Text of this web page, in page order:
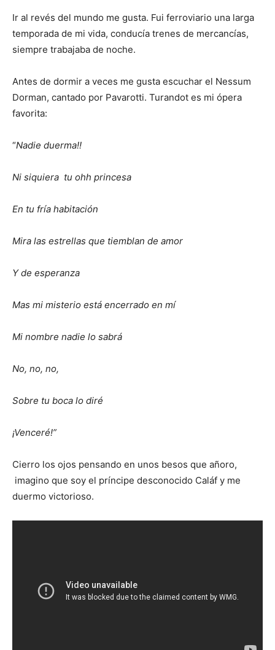
Ir al revés del mundo me gusta. Fui ferroviario una larga
temporada de mi vida, conducía trenes de mercancías,
siempre trabajaba de noche.
Antes de dormir a veces me gusta escuchar el Nessum
Dorman, cantado por Pavarotti. Turandot es mi ópera
favorita:
“Nadie duerma!!
Ni siquiera tu ohh princesa
En tu fría habitación
Mira las estrellas que tiemblan de amor
Y de esperanza
Mas mi misterio está encerrado en mí
Mi nombre nadie lo sabrá
No, no, no,
Sobre tu boca lo diré
¡Venceré!”
Cierro los ojos pensando en unos besos que añoro,
imagino que soy el príncipe desconocido Caláf y me
duermo victorioso.